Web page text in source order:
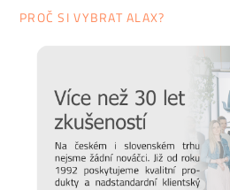
Pedrali: Hravost i elegance
PROČ SI VYBRAT ALAX?